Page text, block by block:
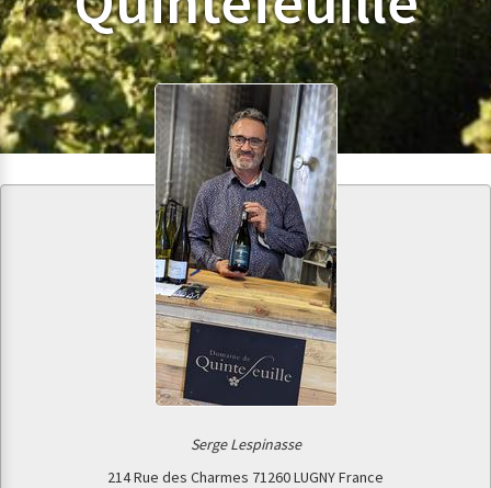
Serge Lespinasse
214 Rue des Charmes 71260 LUGNYFrance